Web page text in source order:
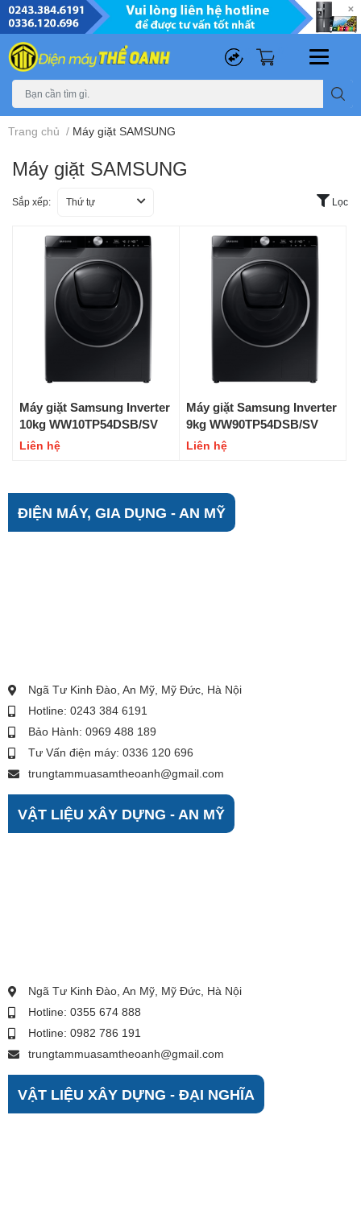
Trang chủ / Máy giặt SAMSUNG
Máy giặt SAMSUNG
Sắp xếp: Thứ tự Lọc
Máy giặt Samsung Inverter
10kg WW10TP54DSB/SV
Liên hệ
Máy giặt Samsung Inverter
9kg WW90TP54DSB/SV
Liên hệ
ĐIỆN MÁY, GIA DỤNG - AN MỸ
Ngã Tư Kinh Đào, An Mỹ, Mỹ Đức, Hà Nội
Hotline: 0243 384 6191
Bảo Hành: 0969 488 189
Tư Vấn điện máy: 0336 120 696
trungtammuasamtheoanh@gmail.com
VẬT LIỆU XÂY DỰNG - AN MỸ
Ngã Tư Kinh Đào, An Mỹ, Mỹ Đức, Hà Nội
Hotline: 0355 674 888
Hotline: 0982 786 191
trungtammuasamtheoanh@gmail.com
VẬT LIỆU XÂY DỰNG - ĐẠI NGHĨA